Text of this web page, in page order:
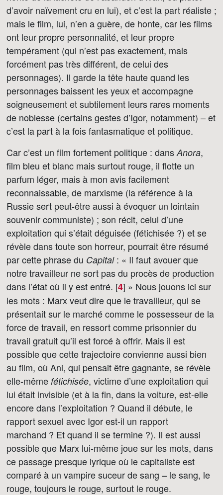
d’avoir naïvement cru en lui), et c’est la part réaliste ;
mais le film, lui, n’en a guère, de honte, car les films
ont leur propre personnalité, et leur propre
tempérament (qui n’est pas exactement, mais
forcément pas très différent, de celui des
personnages). Il garde la tête haute quand les
personnages baissent les yeux et accompagne
soigneusement et subtilement leurs rares moments
de noblesse (certains gestes d’Igor, notamment) – et
c’est la part à la fois fantasmatique et politique.
Car c’est un film fortement politique : dans Anora,
film bleu et blanc mais surtout rouge, il flotte un
parfum léger, mais à mon avis facilement
reconnaissable, de marxisme (la référence à la
Russie sert peut-être aussi à évoquer un lointain
souvenir communiste) ; son récit, celui d’une
exploitation qui s’était déguisée (fétichisée ?) et se
révèle dans toute son horreur, pourrait être résumé
par cette phrase du Capital: « Il faut avouer que
notre travailleur ne sort pas du procès de production
dans l’état où il y est entré. [4] » Nous jouons ici sur
les mots : Marx veut dire que le travailleur, qui se
présentait sur le marché comme le possesseur de la
force de travail, en ressort comme prisonnier du
travail gratuit qu’il est forcé à offrir. Mais il est
possible que cette trajectoire convienne aussi bien
au film, où Ani, qui pensait être gagnante, se révèle
elle-même fétichisée, victime d’une exploitation qui
lui était invisible (et à la fin, dans la voiture, est-elle
encore dans l’exploitation ? Quand il débute, le
rapport sexuel avec Igor est-il un rapport
marchand ? Et quand il se termine ?). Il est aussi
possible que Marx lui-même joue sur les mots, dans
ce passage presque lyrique où le capitaliste est
comparé à un vampire suceur de sang – le sang, le
rouge, toujours le rouge, surtout le rouge.